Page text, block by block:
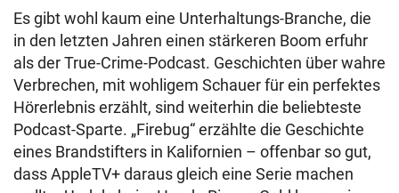
Es gibt wohl kaum eine Unterhaltungs-Branche, die
in den letzten Jahren einen stärkeren Boom erfuhr
als der True-Crime-Podcast. Geschichten über wahre
Verbrechen, mit wohligem Schauer für ein perfektes
Hörerlebnis erzählt, sind weiterhin die beliebteste
Podcast-Sparte. „Firebug“ erzählte die Geschichte
eines Brandstifters in Kalifornien – offenbar so gut,
dass AppleTV+ daraus gleich eine Serie machen